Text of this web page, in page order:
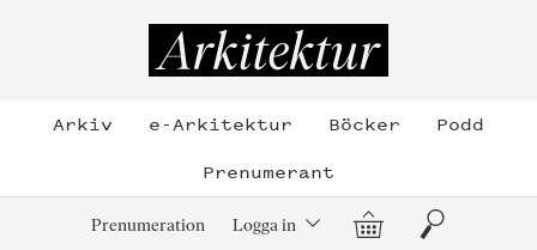
Arkiv e-Arkitektur Böcker
Podd
Prenumerant
Prenumeration Logga in Varukorg
Sök